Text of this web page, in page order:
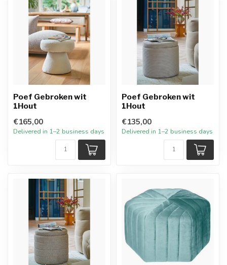
Poef Gebroken wit
1Hout
€165,00
Delivered in 1–2 business days
Poef Gebroken wit
1Hout
€135,00
Delivered in 1–2 business days